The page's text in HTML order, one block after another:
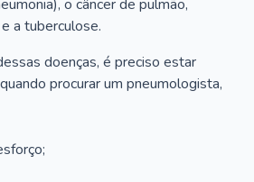
o câncer de pulmão,
a tuberculose.
doenças, é preciso estar
procurar um pneumologista,